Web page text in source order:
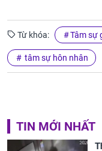
Từ khóa: Tâm sự
tâm sự hôn nhân
TIN MỚI NHẤT